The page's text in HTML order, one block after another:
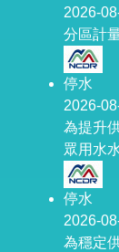
2026-
分區計
停水
2026-
為提升
眾用水
停水
2026-
為穩定